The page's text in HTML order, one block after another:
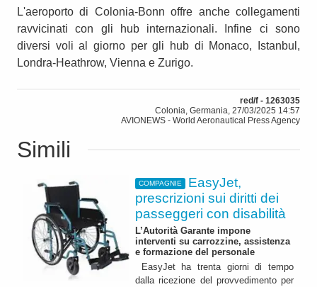
L'aeroporto di Colonia-Bonn offre anche collegamenti
ravvicinati con gli hub internazionali. Infine ci sono
diversi voli al giorno per gli hub di Monaco, Istanbul,
Londra-Heathrow, Vienna e Zurigo.
red/f - 1263035
Colonia, Germania, 27/03/2025 14:57
AVIONEWS - World Aeronautical Press Agency
Simili
COMPAGNIE
EasyJet,
prescrizioni sui diritti dei
passeggeri con disabilità
L’Autorità Garante impone
interventi su carrozzine, assistenza
e formazione del personale
EasyJet ha trenta giorni di tempo
dalla ricezione del provvedimento per